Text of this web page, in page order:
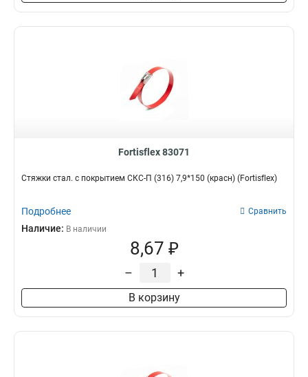
Fortisflex 83071
Стяжки стал. с покрытием СКС-П (316) 7,9*150 (красн) (Fortisflex)
Подробнее Сравнить
Наличие: В наличии
8,67 ₽
– +
В корзину